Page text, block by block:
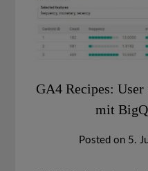
GA4 Recipes:
mit
Posted on 5.